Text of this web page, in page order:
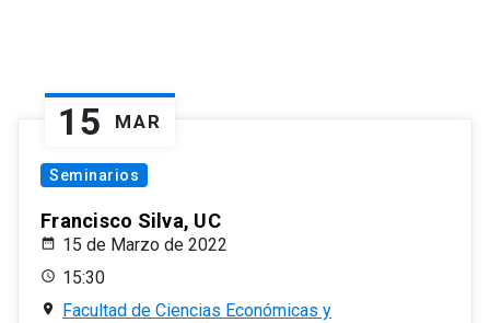
15 MAR
Seminarios
Francisco Silva, UC
15 de Marzo de 2022
15:30
Facultad de Ciencias Económicas y